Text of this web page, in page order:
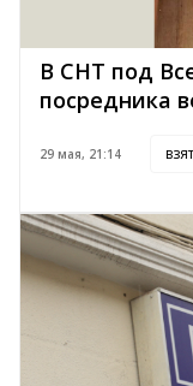
В СНТ под
посредника
29 мая, 21:14